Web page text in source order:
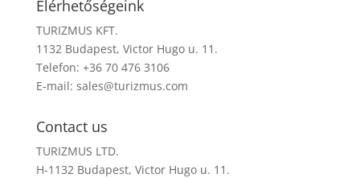
Elérhetőségeink
TURIZMUS KFT.
1132 Budapest, Victor Hugo u. 11.
Telefon: +36 70 476 3106
E-mail: sales@turizmus.com
Contact us
TURIZMUS LTD.
H-1132 Budapest, Victor Hugo u. 11.